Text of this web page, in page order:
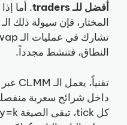
أفضل للـ traders
. أما
المختار، فإن سيولة ذلك الـ LP
النطاق، فتنشط مجدداً.
داخل شرائح سعرية